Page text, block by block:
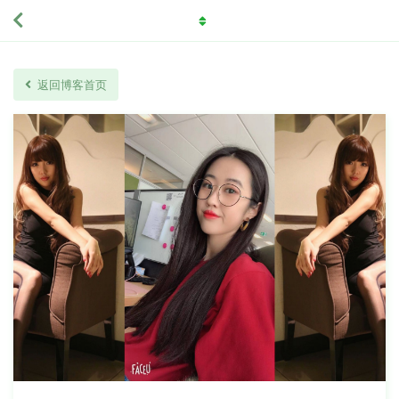
返回博客首页